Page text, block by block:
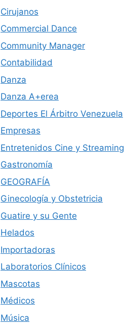
Cirujanos
Commercial Dance
Community Manager
Contabilidad
Danza
Danza A+erea
Deportes El Árbitro Venezuela
Empresas
Entretenidos Cine y Streaming
Gastronomía
GEOGRAFÍA
Ginecología y Obstetricia
Guatire y su Gente
Helados
Importadoras
Laboratorios Clínicos
Mascotas
Médicos
Música